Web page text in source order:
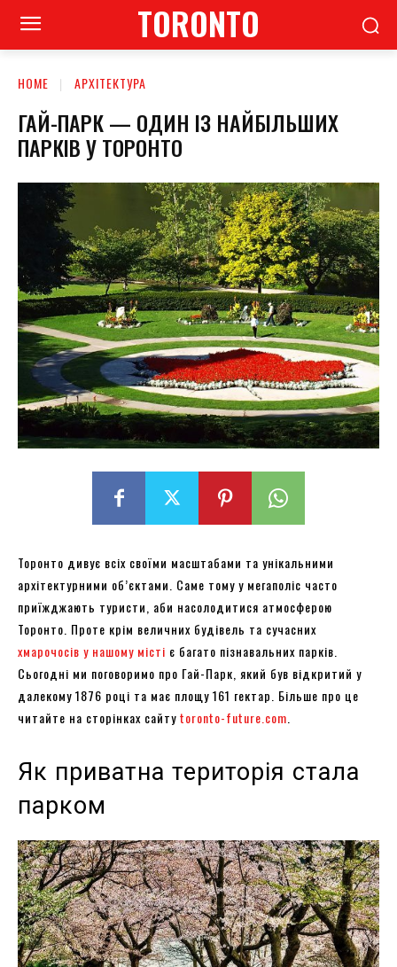
TORONTO
HOME АРХІТЕКТУРА
ГАЙ-ПАРК — ОДИН ІЗ НАЙБІЛЬШИХ
ПАРКІВ У ТОРОНТО
Торонто дивує всіх своїми масштабами та унікальними
архітектурними об’єктами. Саме тому у мегаполіс часто
приїжджають туристи, аби насолодитися атмосферою
Торонто. Проте крім величних будівель та сучасних
хмарочосів у нашому місті є багато пізнавальних парків.
Сьогодні ми поговоримо про Гай-Парк, який був відкритий у
далекому 1876 році та має площу 161 гектар. Більше про це
читайте на сторінках сайтуtoronto-future.com
Як приватна територія стала
парком